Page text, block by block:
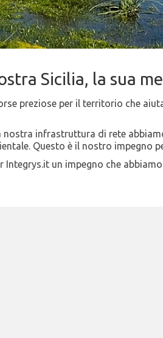
Sicilia, la sua
preziose per il territorio che
infrastruttura di rete
Questo è il nostro impegno
un impegno che